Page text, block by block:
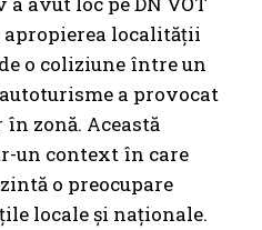
apropierea localității
o coliziune între un
a provocat
zonă. Această
un context în care
o preocupare
locale și naționale.